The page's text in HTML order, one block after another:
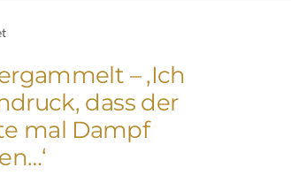
– ‚Ich
dass der
mal Dampf